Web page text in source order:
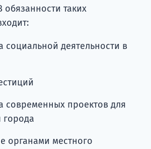
обязанности таких
социальной деятельности в
современных проектов для
города
органами местного